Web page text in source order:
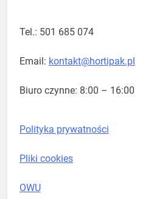
Tel.: 501 685 074
Email: kontakt@hortipak.pl
Biuro czynne: 8:00 – 16:00
Polityka prywatności
Pliki cookies
OWU